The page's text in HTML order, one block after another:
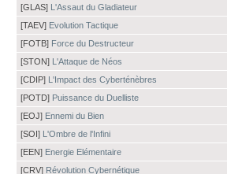
[GLAS] L'Assaut du Gladiateur
[TAEV] Evolution Tactique
[FOTB] Force du Destructeur
[STON] L'Attaque de Néos
[CDIP] L'Impact des Cyberténèbres
[POTD] Puissance du Duelliste
[EOJ] Ennemi du Bien
[SOI] L'Ombre de l'Infini
[EEN] Energie Elémentaire
[CRV] Révolution Cybernétique